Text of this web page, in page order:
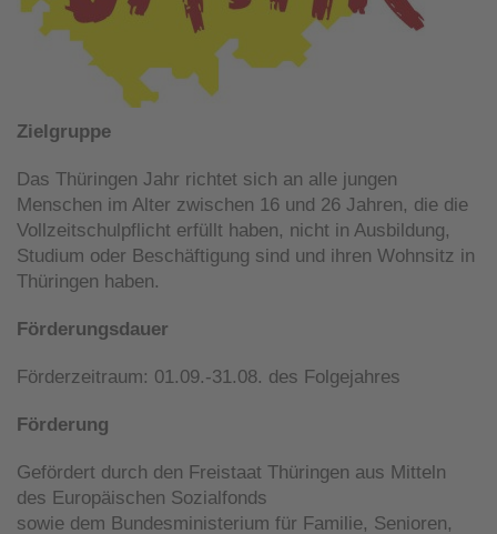
Zielgruppe
Das Thüringen Jahr richtet sich an alle jungen
Menschen im Alter zwischen 16 und 26 Jahren, die die
Vollzeitschulpflicht erfüllt haben, nicht in Ausbildung,
Studium oder Beschäftigung sind und ihren Wohnsitz in
Thüringen haben.
Förderungsdauer
Förderzeitraum: 01.09.-31.08. des Folgejahres
Förderung
Gefördert durch den Freistaat Thüringen aus Mitteln
des Europäischen Sozialfonds
sowie dem Bundesministerium für Familie, Senioren,